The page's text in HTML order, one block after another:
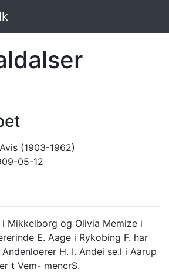
(1903-1962)
05-12
i Mikkelborg og Olivia Memize i
E. Aage i Rykobing F. har
H. I. Andei se.l i Aarup
t Vem- mencrS.